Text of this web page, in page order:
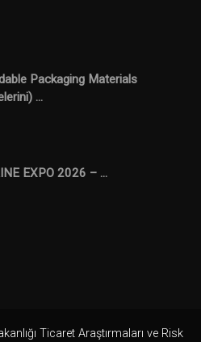
Packaging Materials
...
EXPO 2026 – ...
Ticaret Araştırmaları ve Risk